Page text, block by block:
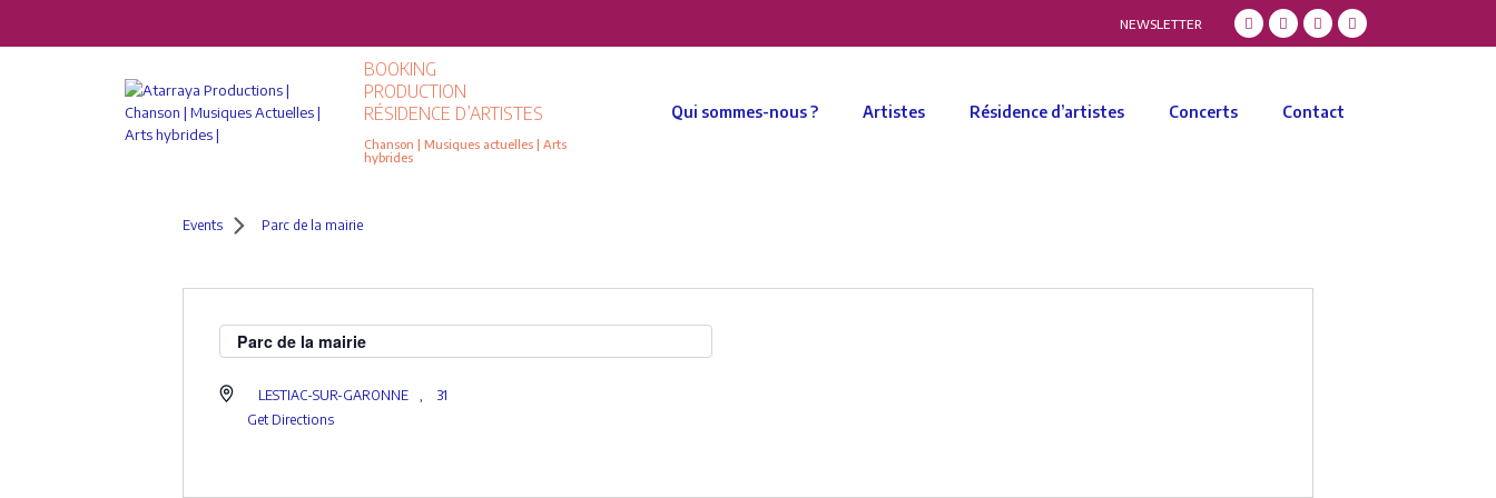
NEWSLETTER
BOOKING
PRODUCTION
RÉSIDENCE D’ARTISTES
Chanson | Musiques actuelles | Arts
hybrides
Qui sommes-nous ? Artistes Résidence d’artistes Concerts Contact
Events Parc de la mairie
Parc de la mairie
LESTIAC-SUR-GARONNE ,
31
Get Directions